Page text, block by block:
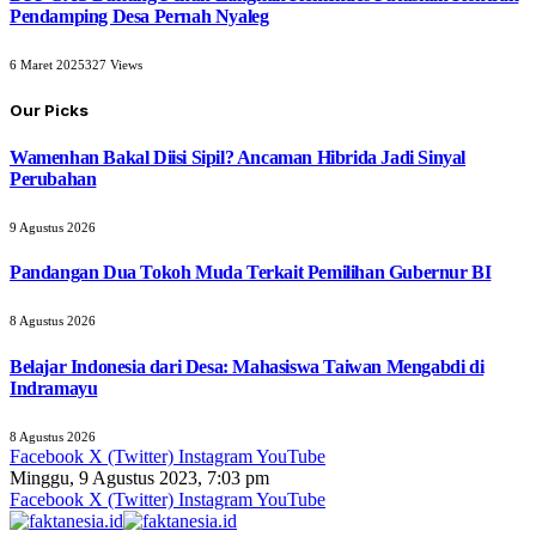
Pendamping Desa Pernah Nyaleg
6 Maret 2025327 Views
Our Picks
Wamenhan Bakal Diisi Sipil? Ancaman Hibrida Jadi Sinyal
Perubahan
9 Agustus 2026
Pandangan Dua Tokoh Muda Terkait Pemilihan Gubernur BI
8 Agustus 2026
Belajar Indonesia dari Desa: Mahasiswa Taiwan Mengabdi di
Indramayu
8 Agustus 2026
Facebook X (Twitter) InstagramYouTube
Minggu, 9 Agustus 2023, 7:03 pm
Facebook X (Twitter) InstagramYouTube